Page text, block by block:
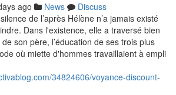
ago News
Discuss
de l’après Hélène n’a jamais existé
Dans l'existence, elle a traversé bien
son père, l’éducation de ses trois plus
où miette d'hommes travaillaient à empli
34824606/voyance-discount-